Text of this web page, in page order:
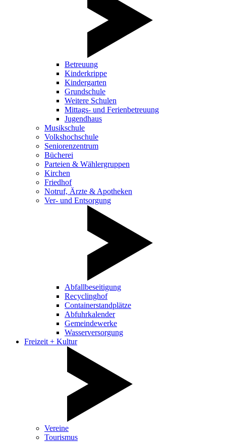
Betreuung
Kinderkrippe
Kindergarten
Grundschule
Weitere Schulen
Mittags- und Ferienbetreuung
Jugendhaus
Musikschule
Volkshochschule
Seniorenzentrum
Bücherei
Parteien & Wählergruppen
Kirchen
Friedhof
Notruf, Ärzte & Apotheken
Ver- und Entsorgung
Abfallbeseitigung
Recyclinghof
Containerstandplätze
Abfuhrkalender
Gemeindewerke
Wasserversorgung
Freizeit + Kultur
Vereine
Tourismus